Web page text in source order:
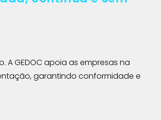
GEDOC apoia as empresas na
garantindo conformidade e